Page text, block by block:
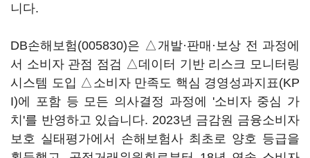
니다.
DB손해보험(005830)은 △개발·판매·보상 전 과정에
서 소비자 관점 점검 △데이터 기반 리스크 모니터링
시스템 도입 △소비자 만족도 핵심 경영성과지표(KP
I)에 포함 등 모든 의사결정 과정에 '소비자 중심 가
치'를 반영하고 있습니다. 2023년 금감원 금융소비자
보호 실태평가에서 손해보험사 최초로 양호 등급을